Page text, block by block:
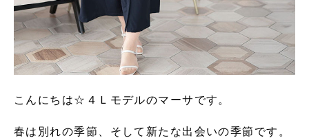
こんにちは☆４Ｌモデルのマーサです。
春は別れの季節、そして新たな出会いの季節です。